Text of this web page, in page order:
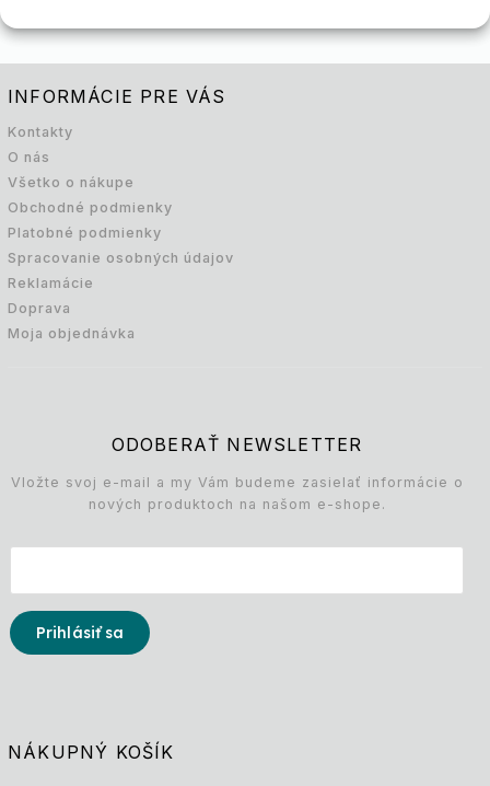
INFORMÁCIE PRE VÁS
Kontakty
O nás
Všetko o nákupe
Obchodné podmienky
Platobné podmienky
Spracovanie osobných údajov
Reklamácie
Doprava
Moja objednávka
ODOBERAŤ NEWSLETTER
Vložte svoj e-mail a my Vám budeme zasielať informácie o
nových produktoch na našom e-shope.
Prihlásiť sa
NÁKUPNÝ KOŠÍK